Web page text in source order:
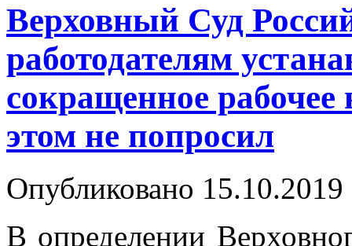
Верховный Суд
работодателям
сокращенное рабочее
этом не попросил
Опубликовано
В определении